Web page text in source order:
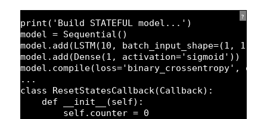
?
print( 'Build STATEFUL model...' )
model = Sequential()
model.add(LSTM(10 , batch_input_shape=(1 , 1
model.add(Dense(1 , activation='sigmoid' ))
model.compile(loss='binary_crossentropy' ,
...
class
ResetStatesCallback(Callback):
def __init__(self):
self.counter = 0